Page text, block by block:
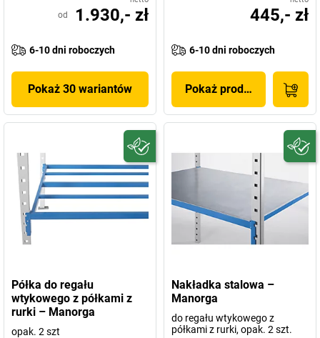
od 1.930,- zł
6-10 dni roboczych
Pokaż 30 wariantów
445,- zł
6-10 dni roboczych
Pokaż produkt
Półka do regału
wtykowego z półkami z
rurki – Manorga
opak. 2 szt
Nakładka stalowa –
Manorga
do regału wtykowego z
półkami z rurki, opak. 2 szt.